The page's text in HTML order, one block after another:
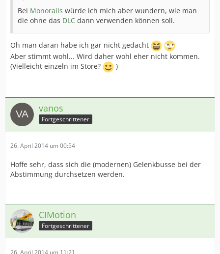
Bei Monorails würde ich mich aber wundern, wie man
die ohne das DLC dann verwenden können soll.
Oh man daran habe ich gar nicht gedacht
Aber stimmt wohl... Wird daher wohl eher nicht kommen.
(Vielleicht einzeln im Store?
)
vanos
Fortgeschrittener
26. April 2014 um 00:54
Hoffe sehr, dass sich die (modernen) Gelenkbusse bei der
Abstimmung durchsetzen werden.
CIMotion
Fortgeschrittener
26. April 2014 um 11:21